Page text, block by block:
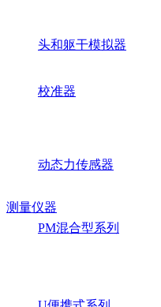
头和躯干模拟器
校准器
动态力传感器
测量仪器
PM混合型系列